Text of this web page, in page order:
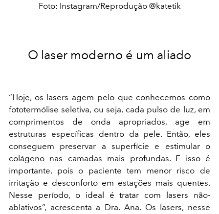
Foto: Instagram/Reprodução @katetik
O laser moderno é um aliado
“Hoje, os lasers agem pelo que conhecemos como
fototermólise seletiva, ou seja, cada pulso de luz, em
comprimentos de onda apropriados, age em
estruturas específicas dentro da pele. Então, eles
conseguem preservar a superfície e estimular o
colágeno nas camadas mais profundas. E isso é
importante, pois o paciente tem menor risco de
irritação e desconforto em estações mais quentes.
Nesse período, o ideal é tratar com lasers não-
ablativos”, acrescenta a Dra. Ana. Os lasers, nesse